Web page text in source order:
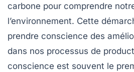
carbone pour comprendre
l’environnement. Cette
prendre conscience des
dans nos processus de
conscience est souvent le